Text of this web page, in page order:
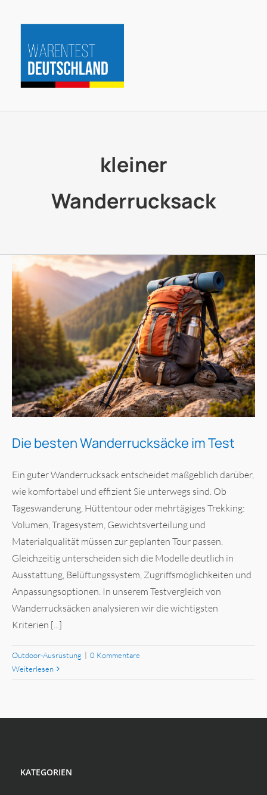
Inhalt
springen
kleiner
Wanderrucksack
Die besten Wanderrucksäcke im Test
Ein guter Wanderrucksack entscheidet maßgeblich darüber,
wie komfortabel und effizient Sie unterwegs sind. Ob
Tageswanderung, Hüttentour oder mehrtägiges Trekking:
Volumen, Tragesystem, Gewichtsverteilung und
Materialqualität müssen zur geplanten Tour passen.
Gleichzeitig unterscheiden sich die Modelle deutlich in
Ausstattung, Belüftungssystem, Zugriffsmöglichkeiten und
Anpassungsoptionen. In unserem Testvergleich von
Wanderrucksäcken analysieren wir die wichtigsten
Kriterien [...]
Outdoor-Ausrüstung | 0 Kommentare
Weiterlesen
KATEGORIEN